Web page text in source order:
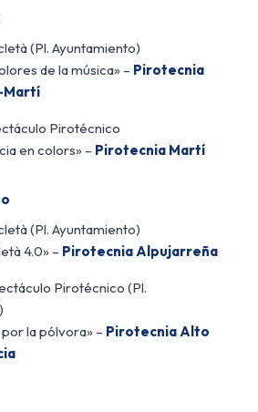
(Pl. Ayuntamiento)
de la música» – Pirotecnia
Martí
Pirotécnico
en colors» – Pirotecnia Martí
(Pl. Ayuntamiento)
4.0» – Pirotecnia Alpujarreña
Pirotécnico (Pl.
la pólvora» – Pirotecnia Alto